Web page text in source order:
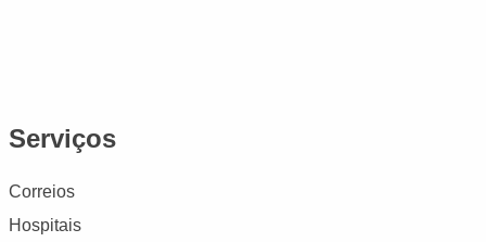
Serviços
Correios
Hospitais